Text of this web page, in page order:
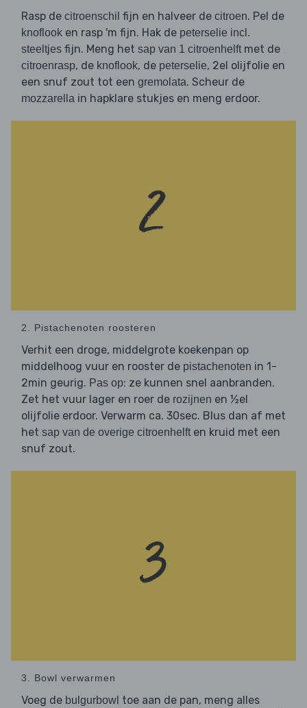
Rasp de citroenschil fijn en halveer de citroen. Pel de
knoflook en rasp 'm fijn. Hak de peterselie incl.
steeltjes fijn. Meng het sap van 1 citroenhelft met de
citroenrasp, de knoflook, de peterselie, 2el olijfolie en
een snuf zout tot een gremolata. Scheur de
mozzarella in hapklare stukjes en meng erdoor.
2. Pistachenoten roosteren
Verhit een droge, middelgrote koekenpan op
middelhoog vuur en rooster de pistachenoten in 1-
2min geurig. Pas op: ze kunnen snel aanbranden.
Zet het vuur lager en roer de rozijnen en ½el
olijfolie erdoor. Verwarm ca. 30sec. Blus dan af met
het sap van de overige citroenhelften kruid met een
snuf zout.
3. Bowl verwarmen
Voeg de bulgurbowl toe aan de pan, meng alles